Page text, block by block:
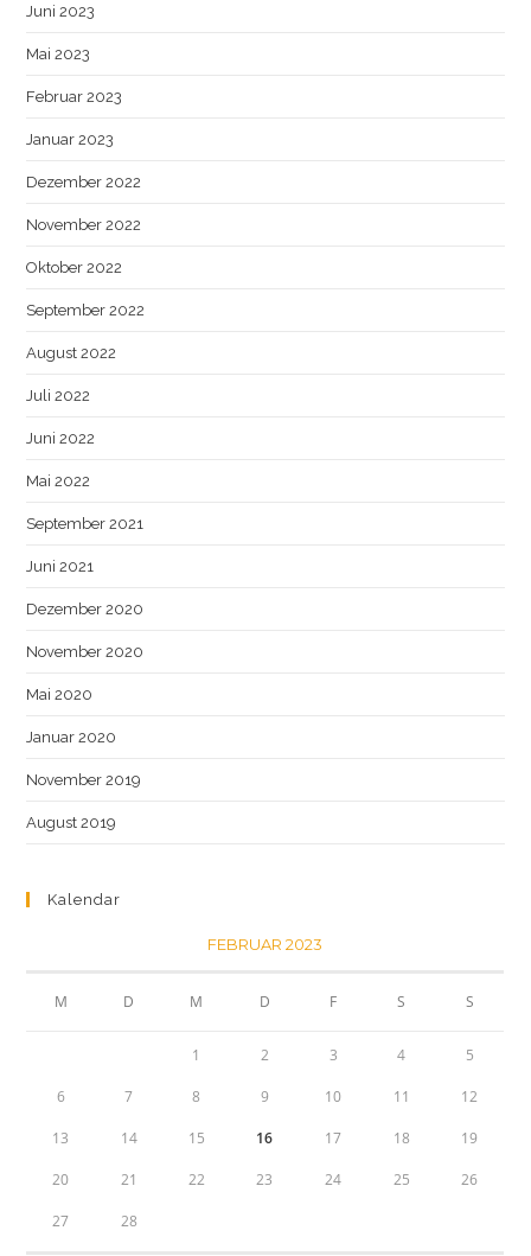
Juni 2023
Mai 2023
Februar 2023
Januar 2023
Dezember 2022
November 2022
Oktober 2022
September 2022
August 2022
Juli 2022
Juni 2022
Mai 2022
September 2021
Juni 2021
Dezember 2020
November 2020
Mai 2020
Januar 2020
November 2019
August 2019
Kalendar
FEBRUAR 2023
M D M D F S S
1 2 3 4 5
6 7 8 9 10 11 12
13 14 15 16 17 18 19
20 21 22 23 24 25 26
27 28